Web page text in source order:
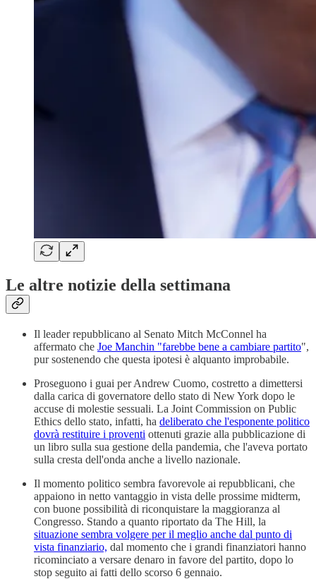
Le altre notizie della settimana
Il leader repubblicano al Senato Mitch McConnel ha
affermato che Joe Manchin "farebbe bene a cambiare partito",
pur sostenendo che questa ipotesi è alquanto improbabile.
Proseguono i guai per Andrew Cuomo, costretto a dimettersi
dalla carica di governatore dello stato di New York dopo le
accuse di molestie sessuali. La Joint Commission on Public
Ethics dello stato, infatti, ha deliberato che l'esponente politico
dovrà restituire i proventi ottenuti grazie alla pubblicazione di
un libro sulla sua gestione della pandemia, che l'aveva portato
sulla cresta dell'onda anche a livello nazionale.
Il momento politico sembra favorevole ai repubblicani, che
appaiono in netto vantaggio in vista delle prossime midterm,
con buone possibilità di riconquistare la maggioranza al
Congresso. Stando a quanto riportato da The Hill, la
situazione sembra volgere per il meglio anche dal punto di
vista finanziario, dal momento che i grandi finanziatori hanno
ricominciato a versare denaro in favore del partito, dopo lo
stop seguito ai fatti dello scorso 6 gennaio.